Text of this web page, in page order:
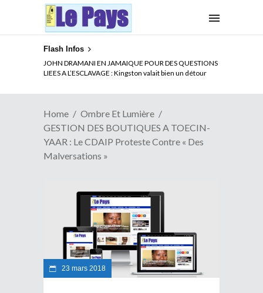
Flash Infos
ELECTION DE TALON A LA TETE DU SENAT BENINOIS :
Quand Patrice quitte le pouvoir sans partir !
Home
Ombre Et Lumière
GESTION DES BOUTIQUES A TOECIN-
YAAR : Le CDAIP Proteste Contre « Des
Malversations »
23 mars 2018